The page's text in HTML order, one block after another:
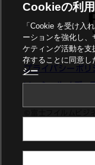
プライバシーポリ
ソーシャルメディ
ビジネスイノベーシ
Cookieの利
「Cookie を受け入
ーションを強化し
ケティング活動を
存することに同意し
シー